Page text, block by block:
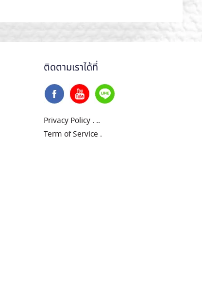
ติดตามเราได้ที่
Privacy Policy . ..
Term of Service .